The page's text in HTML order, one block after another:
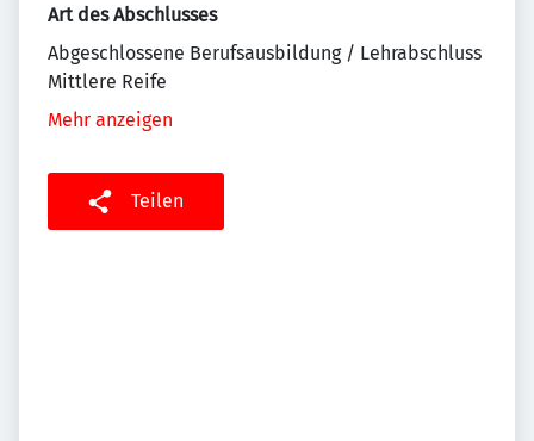
Art des Abschlusses
Abgeschlossene Berufsausbildung / Lehrabschluss
Mittlere Reife
Mehr anzeigen
Teilen